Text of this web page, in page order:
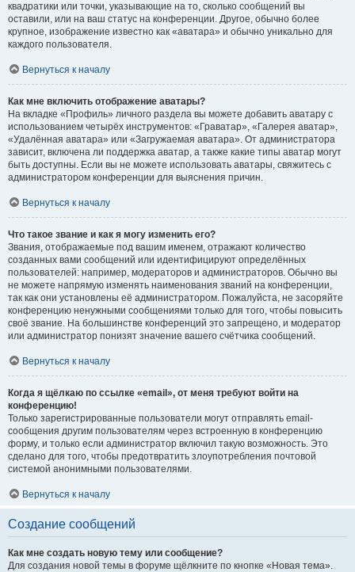
квадратики или точки, указывающие на то, сколько сообщений вы
оставили, или на ваш статус на конференции. Другое, обычно более
крупное, изображение известно как «аватара» и обычно уникально для
каждого пользователя.
Вернуться к началу
Как мне включить отображение аватары?
На вкладке «Профиль» личного раздела вы можете добавить аватару с
использованием четырёх инструментов: «Граватар», «Галерея аватар»,
«Удалённая аватара» или «Загружаемая аватара». От администратора
зависит, включена ли поддержка аватар, а также какие типы аватар могут
быть доступны. Если вы не можете использовать аватары, свяжитесь с
администратором конференции для выяснения причин.
Вернуться к началу
Что такое звание и как я могу изменить его?
Звания, отображаемые под вашим именем, отражают количество
созданных вами сообщений или идентифицируют определённых
пользователей: например, модераторов и администраторов. Обычно вы
не можете напрямую изменять наименования званий на конференции,
так как они установлены её администратором. Пожалуйста, не засоряйте
конференцию ненужными сообщениями только для того, чтобы повысить
своё звание. На большинстве конференций это запрещено, и модератор
или администратор понизят значение вашего счётчика сообщений.
Вернуться к началу
Когда я щёлкаю по ссылке «email», от меня требуют войти на
конференцию!
Только зарегистрированные пользователи могут отправлять email-
сообщения другим пользователям через встроенную в конференцию
форму, и только если администратор включил такую возможность. Это
сделано для того, чтобы предотвратить злоупотребления почтовой
системой анонимными пользователями.
Вернуться к началу
Создание сообщений
Как мне создать новую тему или сообщение?
Для создания новой темы в форуме щёлкните по кнопке «Новая тема».